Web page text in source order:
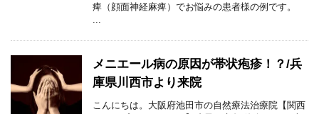
痺（顔面神経麻痺）でお悩みの患者様の例です。
メニエール病の原因が帯状疱疹！？/兵
庫県川西市より来院
こんにちは。大阪府池田市の自然療法治療院【関西